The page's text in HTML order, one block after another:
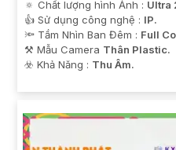
🔅 Chất lượng hình Ảnh : Ultra
👍 Sử dụng công nghệ : IP.
🔦 Tầm Nhìn Ban Đêm : Full
⚒ Mẫu Camera Thân Plastic.
️☣️ Khả Năng : Thu Âm.